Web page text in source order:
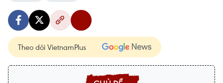
Theo dõi VietnamPlus